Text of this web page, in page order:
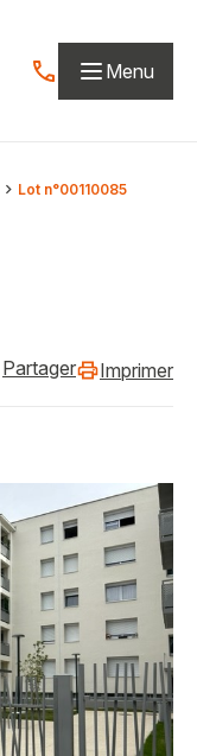
Contactez-nous
Menu
Lot n°00110085
Partager Imprimer